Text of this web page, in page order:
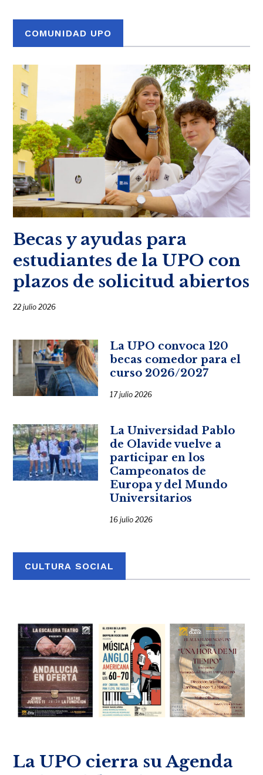
COMUNIDAD UPO
Becas y ayudas para
estudiantes de la UPO con
plazos de solicitud abiertos
22 julio 2026
La UPO convoca 120
becas comedor para el
curso 2026/2027
17 julio 2026
La Universidad Pablo
de Olavide vuelve a
participar en los
Campeonatos de
Europa y del Mundo
Universitarios
16 julio 2026
CULTURA SOCIAL
La UPO cierra su Agenda